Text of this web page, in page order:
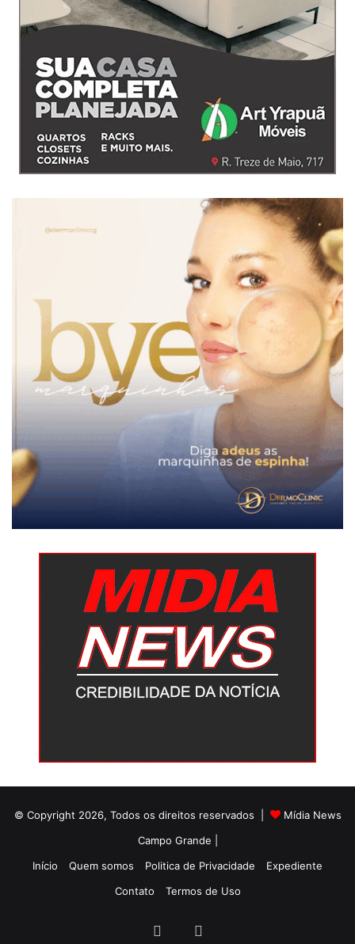
© Copyright 2026, Todos os direitos reservados |
Mídia News
Campo Grande |
Início
Quem somos Politica de Privacidade
Expediente
Contato
Termos de Uso
Facebook